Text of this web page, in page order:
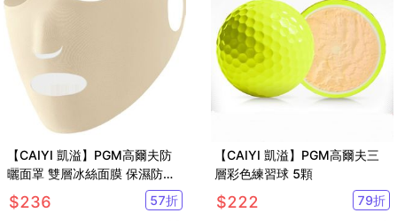
【CAIYI 凱溢】PGM高爾夫防
曬面罩 雙層冰絲面膜 保濕防紫
外線UPF50+可水洗臉罩
$236 57折
【CAIYI 凱溢】PGM高爾夫三
層彩色練習球 5顆
$222 79折